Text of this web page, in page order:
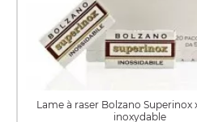
Lame à raser Bolzano Superinox
inoxydable